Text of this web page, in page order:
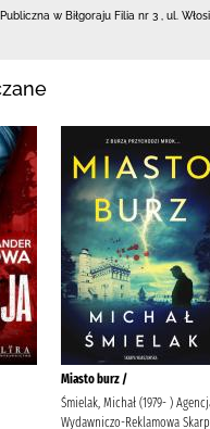
w Biłgoraju Filia nr 3 ul.
Miasto burz /
Śmielak, Michał (1979- )
Wydawniczo-Reklamowa